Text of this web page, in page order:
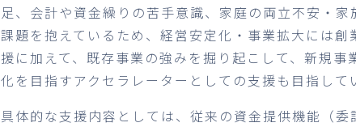
足、会計や資金繰りの苦手意識、家庭の両立不安・家
課題を抱えているため、経営安定化・事業拡大には創
援に加えて、既存事業の強みを掘り起こして、新規事
化を目指すアクセラレーターとしての支援も目指して
具体的な支援内容としては、従来の資金提供機能（委